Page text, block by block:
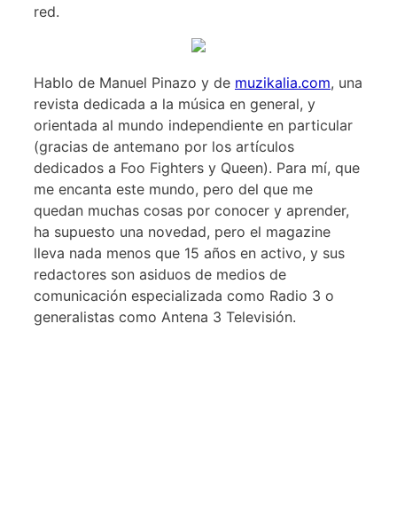
red.
Hablo de Manuel Pinazo y de muzikalia.com, una
revista dedicada a la música en general, y
orientada al mundo independiente en particular
(gracias de antemano por los artículos
dedicados a Foo Fighters y Queen). Para mí, que
me encanta este mundo, pero del que me
quedan muchas cosas por conocer y aprender,
ha supuesto una novedad, pero el magazine
lleva nada menos que 15 años en activo, y sus
redactores son asiduos de medios de
comunicación especializada como Radio 3 o
generalistas como Antena 3 Televisión.